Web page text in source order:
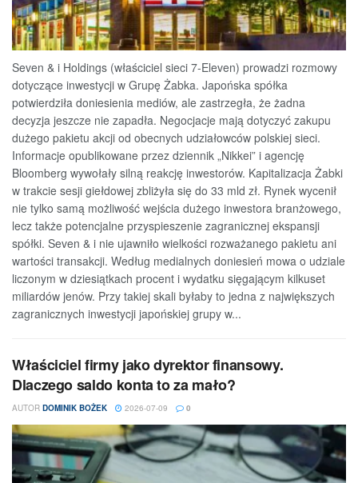
Seven & i Holdings (właściciel sieci 7-Eleven) prowadzi rozmowy
dotyczące inwestycji w Grupę Żabka. Japońska spółka
potwierdziła doniesienia mediów, ale zastrzegła, że żadna
decyzja jeszcze nie zapadła. Negocjacje mają dotyczyć zakupu
dużego pakietu akcji od obecnych udziałowców polskiej sieci.
Informacje opublikowane przez dziennik „Nikkei” i agencję
Bloomberg wywołały silną reakcję inwestorów. Kapitalizacja Żabki
w trakcie sesji giełdowej zbliżyła się do 33 mld zł. Rynek wycenił
nie tylko samą możliwość wejścia dużego inwestora branżowego,
lecz także potencjalne przyspieszenie zagranicznej ekspansji
spółki. Seven & i nie ujawniło wielkości rozważanego pakietu ani
wartości transakcji. Według medialnych doniesień mowa o udziale
liczonym w dziesiątkach procent i wydatku sięgającym kilkuset
miliardów jenów. Przy takiej skali byłaby to jedna z największych
zagranicznych inwestycji japońskiej grupy w...
Właściciel firmy jako dyrektor finansowy.
Dlaczego saldo konta to za mało?
AUTOR DOMINIK BOŻEK 2026-07-09 0